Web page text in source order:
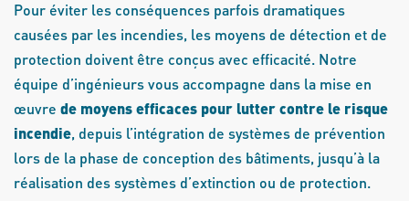
Pour éviter les conséquences parfois dramatiques
causées par les incendies, les moyens de détection et de
protection doivent être conçus avec efficacité. Notre
équipe d’ingénieurs vous accompagne dans la mise en
œuvre de moyens efficaces pour lutter contre le risque
incendie, depuis l’intégration de systèmes de prévention
lors de la phase de conception des bâtiments, jusqu’à la
réalisation des systèmes d’extinction ou de protection.